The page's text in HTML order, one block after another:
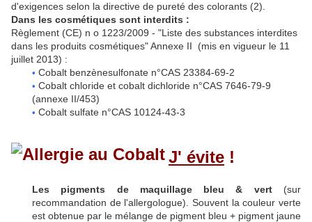
d'exigences selon la directive de pureté des colorants (2).
Dans les cosmétiques sont interdits :
Règlement (CE) n o 1223/2009 - "Liste des substances interdites
dans les produits cosmétiques" Annexe II (mis en vigueur le 11
juillet 2013) :
• Cobalt benzènesulfonate n°CAS 23384-69-2
• Cobalt chloride et cobalt dichloride n°CAS 7646-79-9
(annexe II/453)
• Cobalt sulfate n°CAS 10124-43-3
J' évite !
Les pigments de maquillage bleu & vert(sur
recommandation de l'allergologue). Souvent la couleur verte
est obtenue par le mélange de pigment bleu + pigment jaune